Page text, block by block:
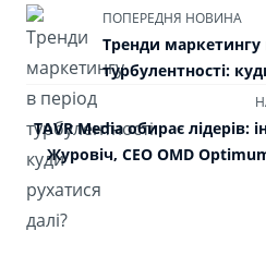
ПОПЕРЕДНЯ НОВИНА
Тренди маркетингу
турбулентності:
TAVR Media обирає лідерів:
Журовіч, CEO OMD